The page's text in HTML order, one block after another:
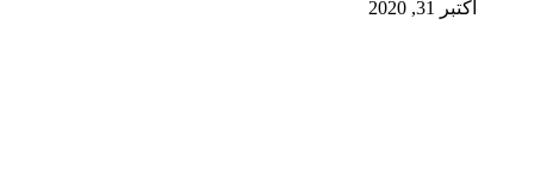
اکتبر 31, 2020